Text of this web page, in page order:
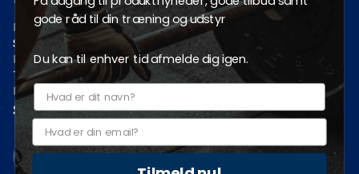
Motion
Styrketræning
Fitness
Tilbud
Pro fitnessudstyr
Sociale medier
gode råd til din træning og udstyr
Du kan til enhver tid afmelde dig igen.